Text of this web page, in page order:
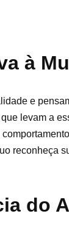
à
e
levam a
reconheça
do